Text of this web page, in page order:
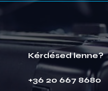
Kérdésed lenne?
+36 20 667 8680